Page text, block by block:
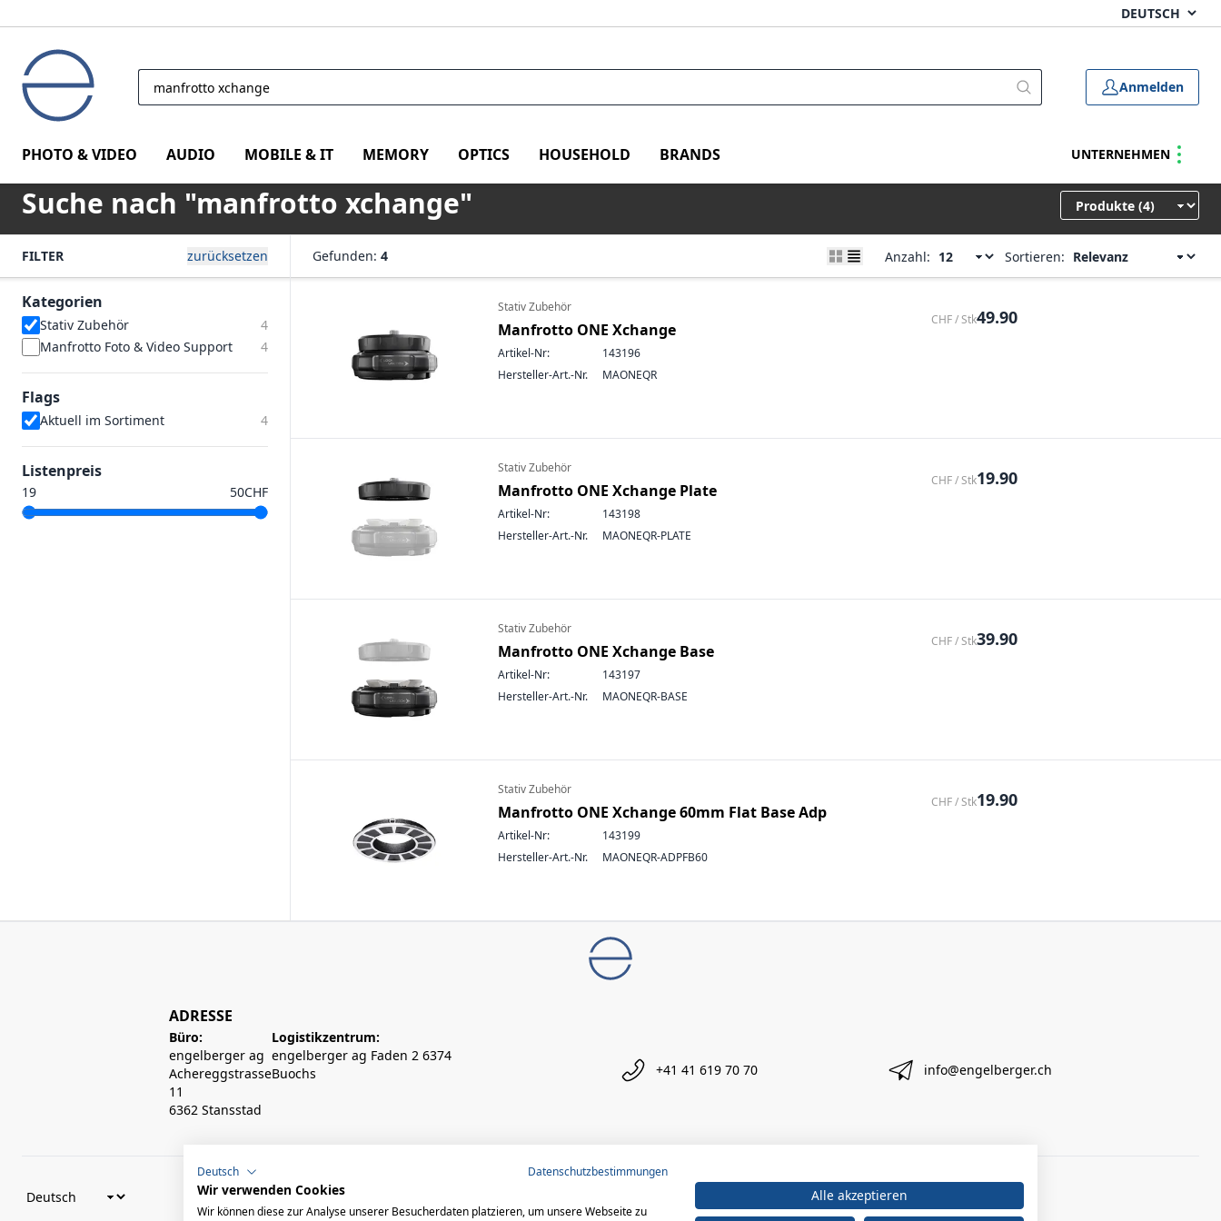
Anmelden
PHOTO & VIDEO AUDIO MOBILE & IT MEMORY OPTICS HOUSEHOLD BRANDS UNTERNEHMEN
Suche nach "manfrotto xchange"
FILTER zurücksetzen
Kategorien
Stativ Zubehör
4
Manfrotto Foto & Video Support
4
Flags
Aktuell im Sortiment 4
Listenpreis
CHF
Gefunden: 4 Anzahl: Sortieren:
Stativ Zubehör
Manfrotto ONE Xchange
Artikel-Nr:
143196
Hersteller-Art.-Nr.
MAONEQR
CHF / Stk49.90
Stativ Zubehör
Manfrotto ONE Xchange Plate
Artikel-Nr:
143198
Hersteller-Art.-Nr.
MAONEQR-PLATE
CHF / Stk19.90
Stativ Zubehör
Manfrotto ONE Xchange Base
Artikel-Nr:
143197
Hersteller-Art.-Nr.
MAONEQR-BASE
CHF / Stk39.90
Stativ Zubehör
Manfrotto ONE Xchange 60mm Flat Base Adp
Artikel-Nr:
143199
Hersteller-Art.-Nr.
MAONEQR-ADPFB60
CHF / Stk19.90
ADRESSE
Büro:
engelberger ag
Achereggstrasse
11
6362 Stansstad
Logistikzentrum:
engelberger ag Faden 2 6374
Buochs
+41 41 619 70 70 info@engelberger.ch
Deutsch Datenschutzbestimmungen
Wir verwenden Cookies
Wir können diese zur Analyse unserer Besucherdaten platzieren, um unsere Webseite zu
Alle akzeptieren